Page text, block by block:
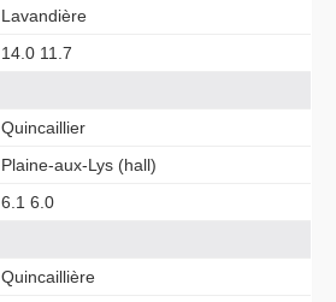
Lavandière
14.0 11.7
Quincaillier
Plaine-aux-Lys (hall)
6.1 6.0
Quincaillière